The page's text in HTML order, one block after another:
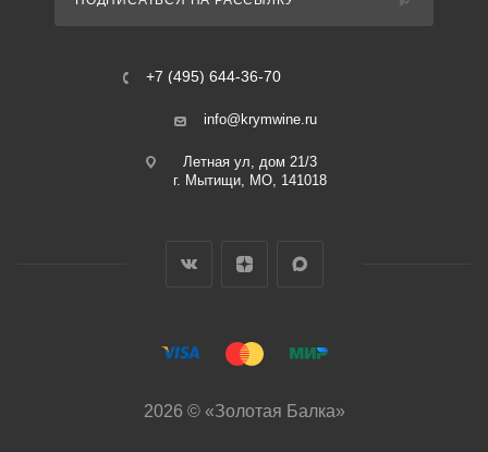
+7 (495) 644-36-70
info@krymwine.ru
Летная ул, дом 21/3
г. Мытищи, МО, 141018
2026 © «Золотая Балка»